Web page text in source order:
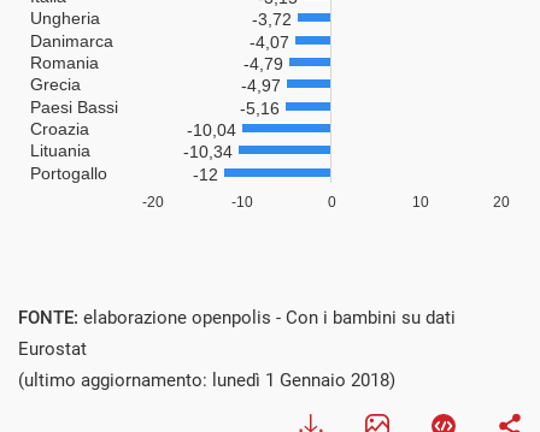
FONTE: elaborazione openpolis - Con i bambini su dati
Eurostat
(ultimo aggiornamento: lunedì 1 Gennaio 2018)